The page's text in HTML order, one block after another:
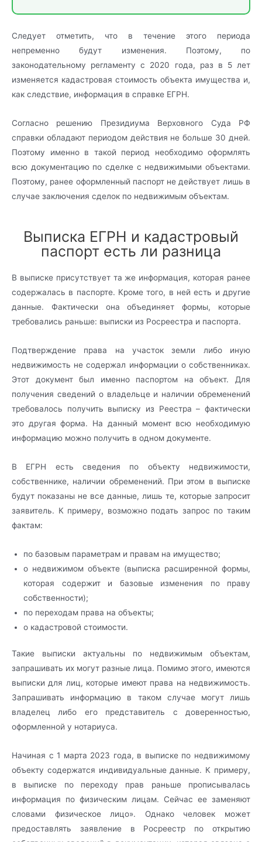
Следует отметить, что в течение этого периода
непременно будут изменения. Поэтому, по
законодательному регламенту с 2020 года, раз в 5 лет
изменяется кадастровая стоимость объекта имущества и,
как следствие, информация в справке ЕГРН.
Согласно решению Президиума Верховного Суда РФ
справки обладают периодом действия не больше 30 дней.
Поэтому именно в такой период необходимо оформлять
всю документацию по сделке с недвижимыми объектами.
Поэтому, ранее оформленный паспорт не действует лишь в
случае заключения сделок по недвижимым объектам.
Выписка ЕГРН и кадастровый
паспорт есть ли разница
В выписке присутствует та же информация, которая ранее
содержалась в паспорте. Кроме того, в ней есть и другие
данные. Фактически она объединяет формы, которые
требовались раньше: выписки из Росреестра и паспорта.
Подтверждение права на участок земли либо иную
недвижимость не содержал информации о собственниках.
Этот документ был именно паспортом на объект. Для
получения сведений о владельце и наличии обременений
требовалось получить выписку из Реестра – фактически
это другая форма. На данный момент всю необходимую
информацию можно получить в одном документе.
В ЕГРН есть сведения по объекту недвижимости,
собственнике, наличии обременений. При этом в выписке
будут показаны не все данные, лишь те, которые запросит
заявитель. К примеру, возможно подать запрос по таким
фактам:
по базовым параметрам и правам на имущество;
о недвижимом объекте (выписка расширенной формы,
которая содержит и базовые изменения по праву
собственности);
по переходам права на объекты;
о кадастровой стоимости.
Такие выписки актуальны по недвижимым объектам,
запрашивать их могут разные лица. Помимо этого, имеются
выписки для лиц, которые имеют права на недвижимость.
Запрашивать информацию в таком случае могут лишь
владелец либо его представитель с доверенностью,
оформленной у нотариуса.
Начиная с 1 марта 2023 года, в выписке по недвижимому
объекту содержатся индивидуальные данные. К примеру,
в выписке по переходу прав раньше прописывалась
информация по физическим лицам. Сейчас ее заменяют
словами физическое лицо». Однако человек может
предоставлять заявление в Росреестр по открытию